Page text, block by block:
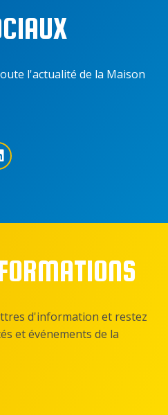
l'actualité de la Maison
d'information et restez
et événements de la